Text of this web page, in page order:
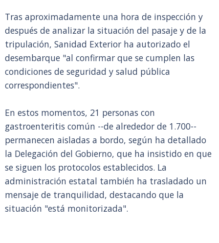
Tras aproximadamente una hora de inspección y
después de analizar la situación del pasaje y de la
tripulación, Sanidad Exterior ha autorizado el
desembarque "al confirmar que se cumplen las
condiciones de seguridad y salud pública
correspondientes".
En estos momentos, 21 personas con
gastroenteritis común --de alrededor de 1.700--
permanecen aisladas a bordo, según ha detallado
la Delegación del Gobierno, que ha insistido en que
se siguen los protocolos establecidos. La
administración estatal también ha trasladado un
mensaje de tranquilidad, destacando que la
situación "está monitorizada".